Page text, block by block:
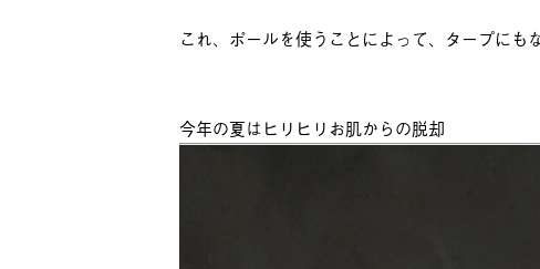
これ、ポールを使うことによって、タープにも
今年の夏はヒリヒリお肌からの脱却